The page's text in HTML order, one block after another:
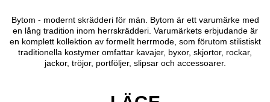
Bytom - modernt skrädderi för män. Bytom är ett varumärke med
en lång tradition inom herrskrädderi. Varumärkets erbjudande är
en komplett kollektion av formellt herrmode, som förutom stilistiskt
traditionella kostymer omfattar kavajer, byxor, skjortor, rockar,
jackor, tröjor, portföljer, slipsar och accessoarer.